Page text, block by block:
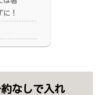
！
なしで入れ